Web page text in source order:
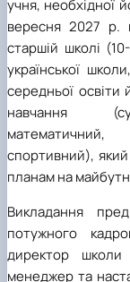
учня, необхідної
вересня 2027 р.
старшій школі
української
середньої
навчання
математичний,
спортивний), який
планам на
Викладання
потужного
директор школи
менеджер та